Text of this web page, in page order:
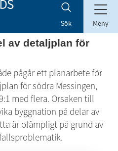
Sök Meny
av detaljplan för
pågår ett planarbete för
för södra Messingen,
med flera. Orsaken till
byggnation på delar av
är olämpligt på grund av